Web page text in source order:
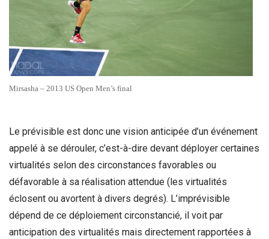
Mirsasha – 2013 US Open Men’s final
Le prévisible est donc une vision anticipée d’un événement
appelé à se dérouler, c’est-à-dire devant déployer certaines
virtualités selon des circonstances favorables ou
défavorable à sa réalisation attendue (les virtualités
éclosent ou avortent à divers degrés). L’imprévisible
dépend de ce déploiement circonstancié, il voit par
anticipation des virtualités mais directement rapportées à